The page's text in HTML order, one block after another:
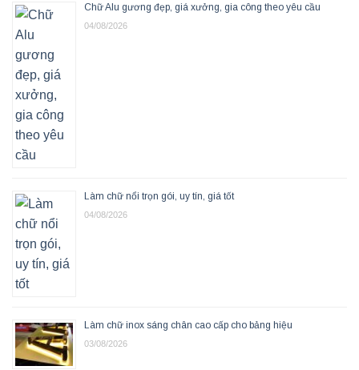
Chữ Alu gương đẹp, giá xưởng, gia công theo yêu cầu
04/08/2026
Làm chữ nổi trọn gói, uy tín, giá tốt
04/08/2026
Làm chữ inox sáng chân cao cấp cho bảng hiệu
03/08/2026